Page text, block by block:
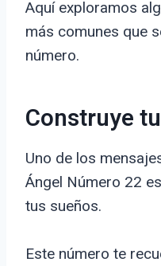
Aquí exploramos
más comunes que
número.
Construye
Uno de los
Ángel Número 22
tus sueños.
Este número te